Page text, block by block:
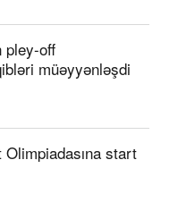
pley-off
müəyyənləşdi
start